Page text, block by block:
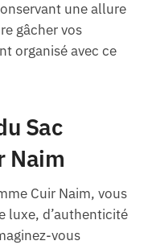
une allure
gâcher vos
organisé avec ce
Sac
Naim
Cuir Naim, vous
luxe, d’authenticité
vous